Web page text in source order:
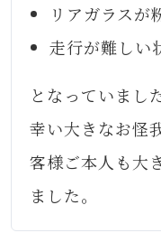
リアガラスが
走行が難しい
となっていました
幸い大きなお怪
客様ご本人も大
ました。